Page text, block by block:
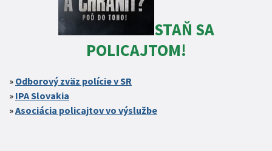
STAŇ SA
POLICAJTOM!
Odborový zväz polície v SR
IPA Slovakia
Asociácia policajtov vo výslužbe